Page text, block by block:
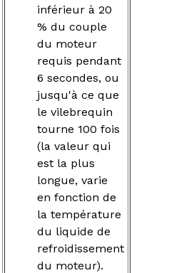
inférieur à 20
% du couple
du moteur
requis pendant
6 secondes, ou
jusqu'à ce que
le vilebrequin
tourne 100 fois
(la valeur qui
est la plus
longue, varie
en fonction de
la température
du liquide de
refroidissement
du moteur).